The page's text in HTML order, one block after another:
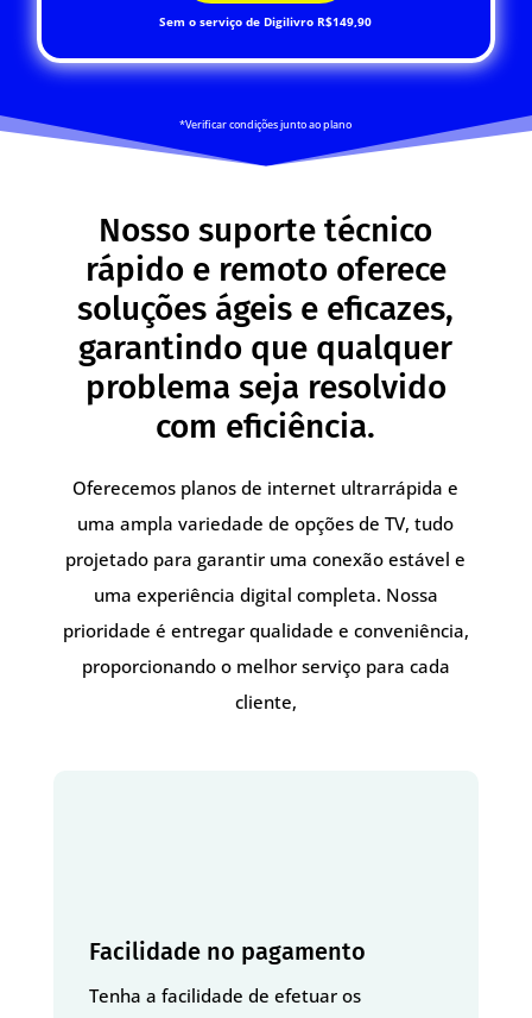
Sem o serviço de Digilivro R$149,90
*Verificar condições junto ao plano
Nosso suporte técnico
rápido e remoto oferece
soluções ágeis e eficazes,
garantindo que qualquer
problema seja resolvido
com eficiência.
Oferecemos planos de internet ultrarrápida e
uma ampla variedade de opções de TV, tudo
projetado para garantir uma conexão estável e
uma experiência digital completa. Nossa
prioridade é entregar qualidade e conveniência,
proporcionando o melhor serviço para cada
cliente,
Facilidade no pagamento
Tenha a facilidade de efetuar os